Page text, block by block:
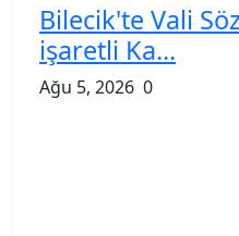
Bilecik'te Vali
işaretli Ka...
Ağu 5, 2026 0